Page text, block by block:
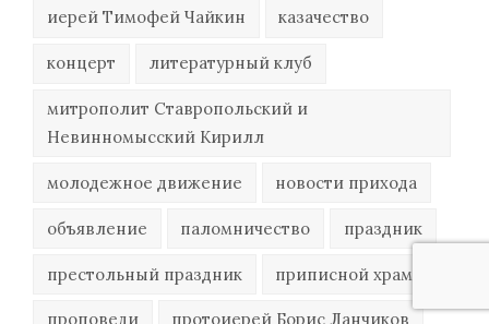
иерей Тимофей Чайкин казачество
концерт литературный клуб
митрополит Ставропольский и
Невинномысский Кирилл
молодежное движение новости прихода
объявление паломничество праздник
престольный праздник приписной храм
проповеди протоиерей Борис Ланчиков